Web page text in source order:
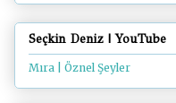
Seçkin Deniz | YouTube
Mıra | Öznel Şeyler